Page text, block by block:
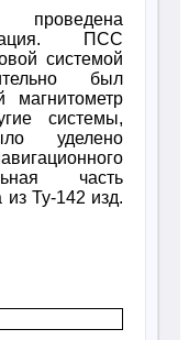
ПСС
системой
был
магнитометр
системы,
уделено
часть
Ту-142 изд.